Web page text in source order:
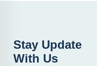
Stay Update
With Us